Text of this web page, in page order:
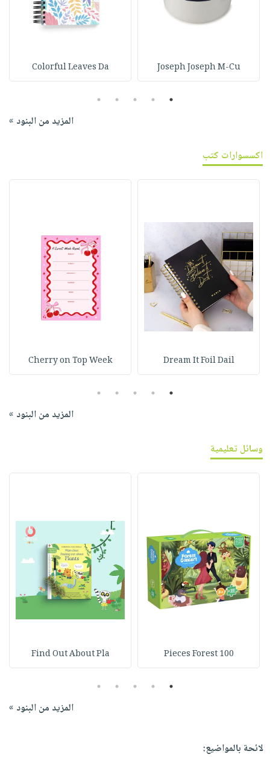
Joseph Joseph M-Cu
Colorful Leaves Da
1
2
3
4
5
المزيد من البنود »
اكسسوارات كتب
Dream It Foil Dail
Cherry on Top Week
1
2
3
4
5
المزيد من البنود »
وسائل تعليمية
100 Pieces Forest
Find Out About Pla
1
2
3
4
5
المزيد من البنود »
لائحة بالمواضيع: